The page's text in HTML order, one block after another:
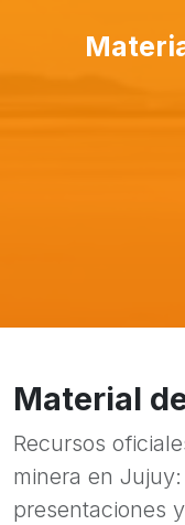
Material
Recursos
minera en
presentaciones